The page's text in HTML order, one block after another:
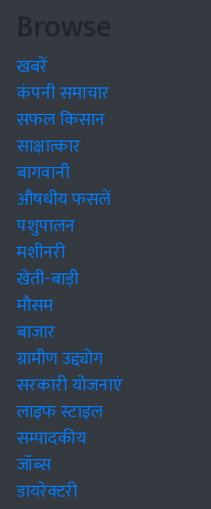
Browse
खबरें
कंपनी समाचार
सफल किसान
साक्षात्कार
बागवानी
औषधीय फसलें
पशुपालन
मशीनरी
खेती-बाड़ी
मौसम
बाजार
ग्रामीण उद्द्योग
सरकारी योजनाएं
लाइफ स्टाइल
सम्पादकीय
जॉब्स
डायरेक्टरी